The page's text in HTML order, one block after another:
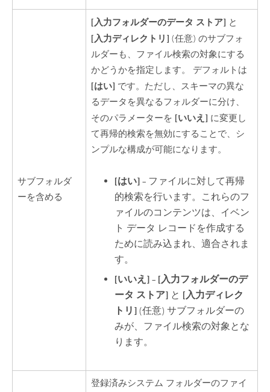
サブフォルダ
ーを含める
[入力フォルダーのデータ ストア] と
[入力ディレクトリ] (任意) のサブフォ
ルダーも、ファイル検索の対象にする
かどうかを指定します。 デフォルトは
[はい] です。ただし、スキーマの異な
るデータを異なるフォルダーに分け、
そのパラメーターを [いいえ] に変更し
て再帰的検索を無効にすることで、シ
ンプルな構成が可能になります。
[はい] – ファイルに対して再帰
的検索を行います。これらのフ
ァイルのコンテンツは、イベン
ト データ レコードを作成する
ために読み込まれ、適合されま
す。
[いいえ] – [入力フォルダーのデ
ータ ストア] と [入力ディレク
トリ] (任意) サブフォルダーの
みが、ファイル検索の対象とな
ります。
登録済みシステム フォルダーのファイ